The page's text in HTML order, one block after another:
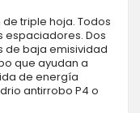
triple hoja. Todos
espaciadores. Dos
de baja emisividad
que ayudan a
de energía
antirrobo P4 o